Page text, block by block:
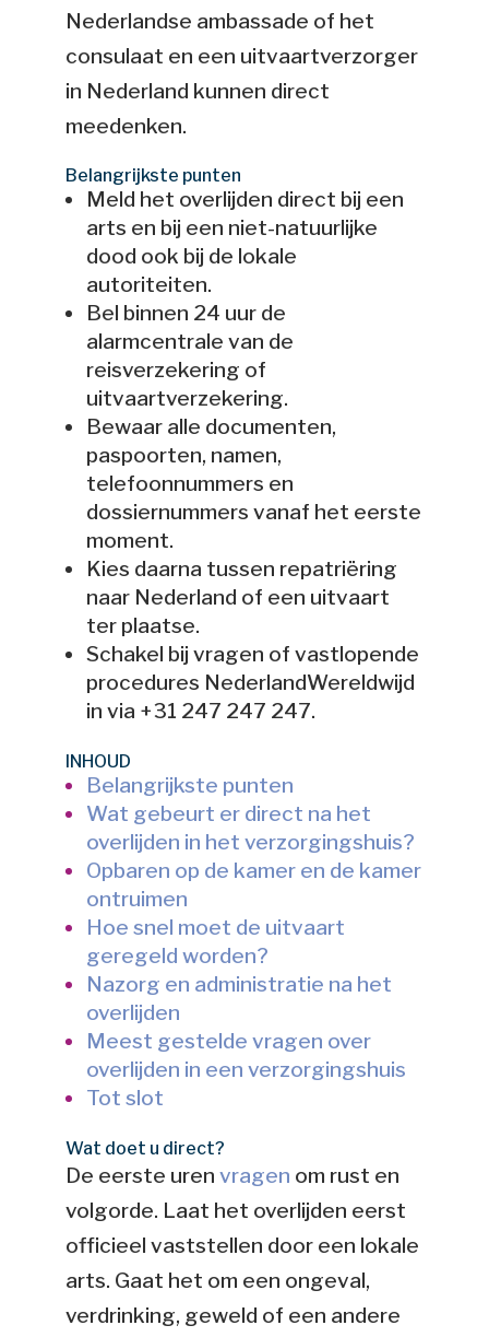
Nederlandse ambassade of het
consulaat en een uitvaartverzorger
in Nederland kunnen direct
meedenken.
Belangrijkste punten
Meld het overlijden direct bij een
arts en bij een niet-natuurlijke
dood ook bij de lokale
autoriteiten.
Bel binnen 24 uur de
alarmcentrale van de
reisverzekering of
uitvaartverzekering.
Bewaar alle documenten,
paspoorten, namen,
telefoonnummers en
dossiernummers vanaf het eerste
moment.
Kies daarna tussen repatriëring
naar Nederland of een uitvaart
ter plaatse.
Schakel bij vragen of vastlopende
procedures NederlandWereldwijd
in via +31 247 247 247.
INHOUD
Belangrijkste punten
Wat gebeurt er direct na het
overlijden in het verzorgingshuis?
Opbaren op de kamer en de kamer
ontruimen
Hoe snel moet de uitvaart
geregeld worden?
Nazorg en administratie na het
overlijden
Meest gestelde vragen over
overlijden in een verzorgingshuis
Tot slot
Wat doet u direct?
De eerste uren vragen om rust en
volgorde. Laat het overlijden eerst
officieel vaststellen door een lokale
arts. Gaat het om een ongeval,
verdrinking, geweld of een andere